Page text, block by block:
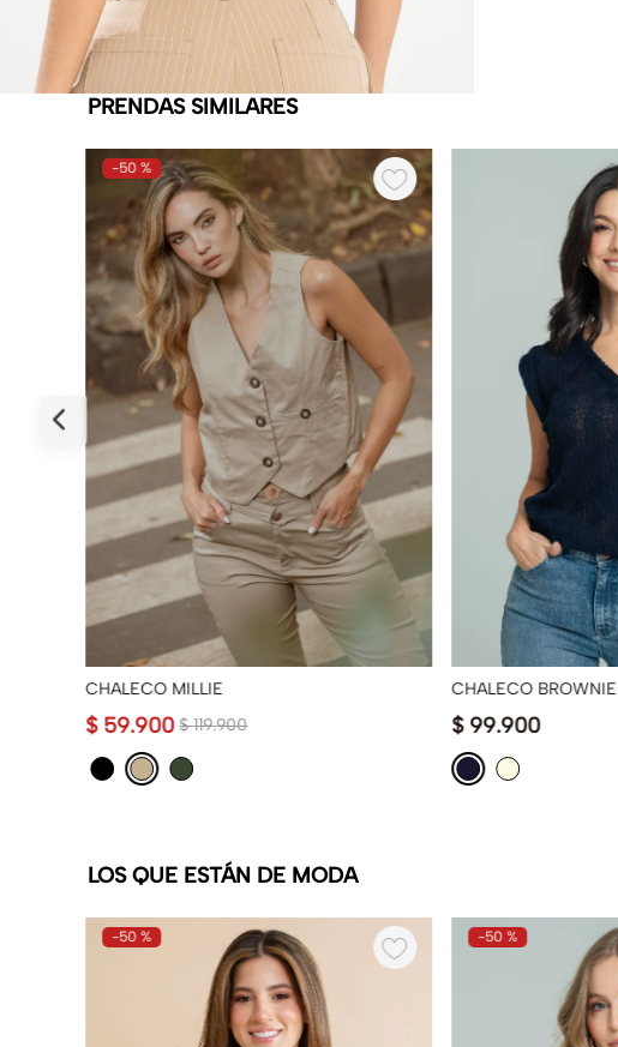
PRENDAS SIMILARES
-50 %
CHALECO MILLIE
$ 119.900
$ 59.900
CHALECO BROWNIE
$ 99.900
LOS QUE ESTÁN DE MODA
-50 % -50 %